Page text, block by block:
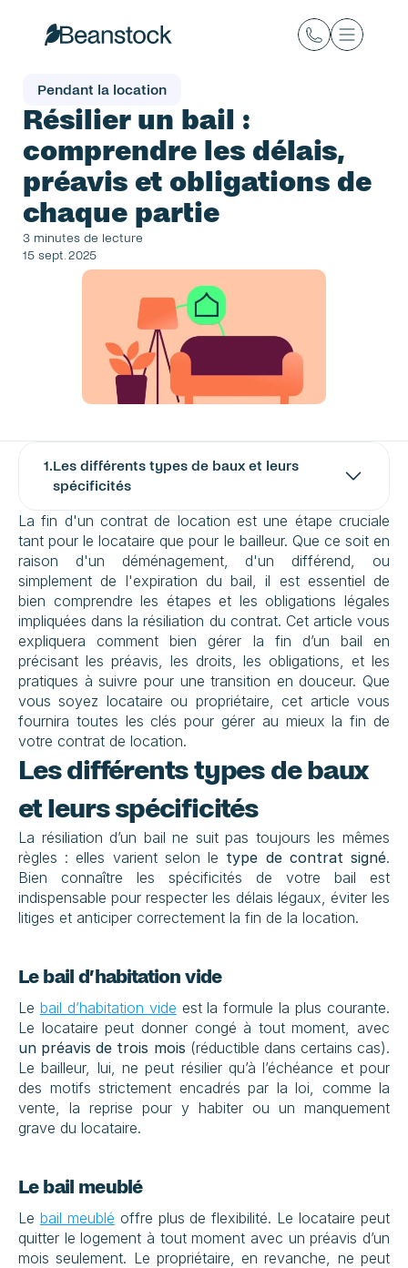
Pendant la location
Résilier un bail :
comprendre les délais,
préavis et obligations de
chaque partie
3 minutes de lecture
15 sept. 2025
La fin d'un contrat de location est une étape cruciale
tant pour le locataire que pour le bailleur. Que ce soit en
raison d'un déménagement, d'un différend, ou
simplement de l'expiration du bail, il est essentiel de
bien comprendre les étapes et les obligations légales
impliquées dans la résiliation du contrat. Cet article vous
expliquera comment bien gérer la fin d’un bail en
précisant les préavis, les droits, les obligations, et les
pratiques à suivre pour une transition en douceur. Que
vous soyez locataire ou propriétaire, cet article vous
fournira toutes les clés pour gérer au mieux la fin de
votre contrat de location.
Les différents types de baux
et leurs spécificités
La résiliation d’un bail ne suit pas toujours les mêmes
règles : elles varient selon le type de contrat signé.
Bien connaître les spécificités de votre bail est
indispensable pour respecter les délais légaux, éviter les
litiges et anticiper correctement la fin de la location.
Le bail d’habitation vide
Le bail d’habitation vide est la formule la plus courante.
un préavis de trois mois (réductible dans certains cas).
Le bailleur, lui, ne peut résilier qu’à l’échéance et pour
des motifs strictement encadrés par la loi, comme la
vente, la reprise pour y habiter ou un manquement
grave du locataire.
Le bail meublé
Le bail meublé offre plus de flexibilité. Le locataire peut
quitter le logement à tout moment avec un préavis d’un
mois seulement. Le propriétaire, en revanche, ne peut
1.Les différents types de baux et leurs
spécificités